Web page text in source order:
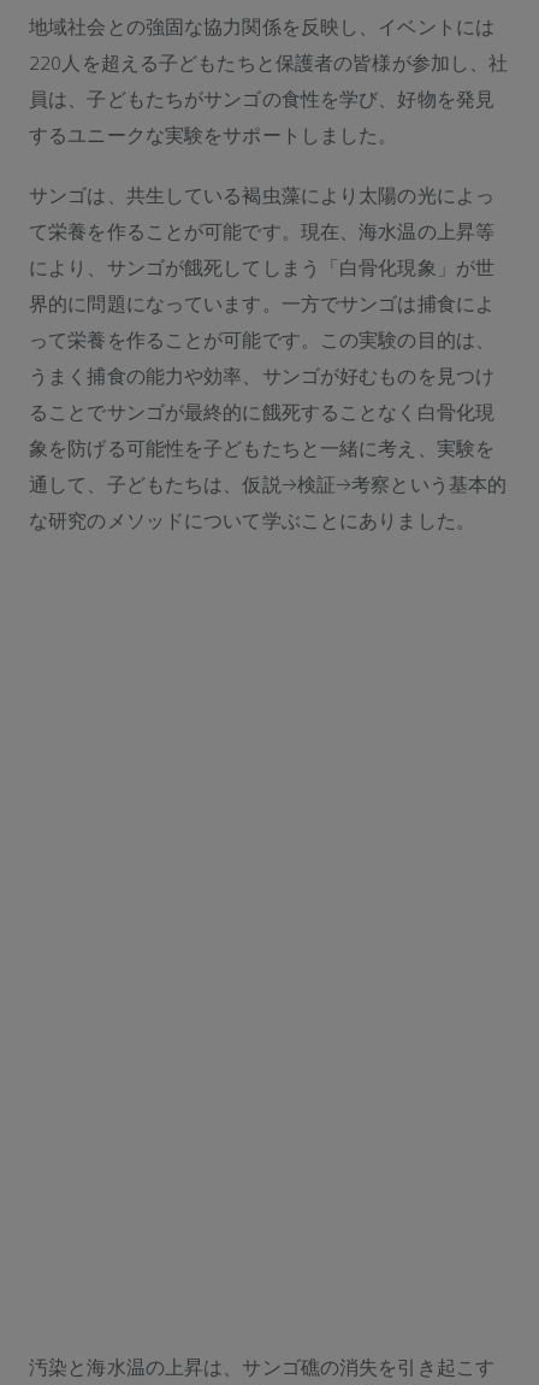
地域社会との強固な協力関係を反映し、イベントには
220人を超える子どもたちと保護者の皆様が参加し、社
員は、子どもたちがサンゴの食性を学び、好物を発見
するユニークな実験をサポートしました。
サンゴは、共生している褐虫藻により太陽の光によっ
て栄養を作ることが可能です。現在、海水温の上昇等
により、サンゴが餓死してしまう「白骨化現象」が世
界的に問題になっています。一方でサンゴは捕食によ
って栄養を作ることが可能です。この実験の目的は、
うまく捕食の能力や効率、サンゴが好むものを見つけ
ることでサンゴが最終的に餓死することなく白骨化現
象を防げる可能性を子どもたちと一緒に考え、実験を
通して、子どもたちは、仮説→検証→考察という基本的
な研究のメソッドについて学ぶことにありました。
汚染と海水温の上昇は、サンゴ礁の消失を引き起こす